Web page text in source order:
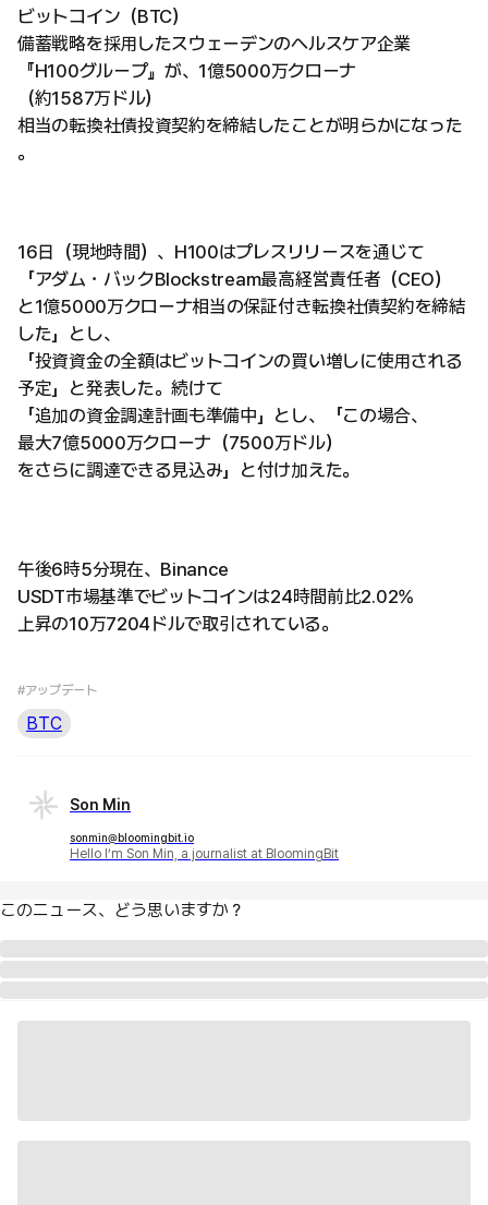
ビットコイン（BTC）
備蓄戦略を採用したスウェーデンのヘルスケア企業
『H100グループ』が、1億5000万クローナ
（約1587万ドル）
相当の転換社債投資契約を締結したことが明らかになった
。
16日（現地時間）、H100はプレスリリースを通じて
「アダム・バックBlockstream最高経営責任者（CEO）
と1億5000万クローナ相当の保証付き転換社債契約を締結
した」とし、
「投資資金の全額はビットコインの買い増しに使用される
予定」と発表した。続けて
「追加の資金調達計画も準備中」とし、「この場合、
最大7億5000万クローナ（7500万ドル）
をさらに調達できる見込み」と付け加えた。
午後6時5分現在、Binance
USDT市場基準でビットコインは24時間前比2.02%
上昇の10万7204ドルで取引されている。
#アップデート
BTC
Son Min
sonmin@bloomingbit.io
Hello I’m Son Min, a journalist at BloomingBit
このニュース、どう思いますか？